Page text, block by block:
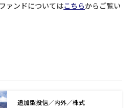
ァンドについてはこちらからご覧い
追加型投信／内外／株式